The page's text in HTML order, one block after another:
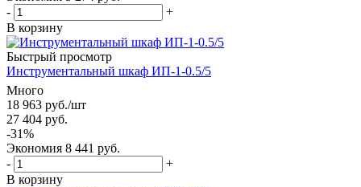
-
+
В корзину
Быстрый просмотр
Инструментальный шкаф ИП-1-0.5/5
Много
18 963 руб./шт
27 404 руб.
-31%
Экономия 8 441 руб.
-
+
В корзину